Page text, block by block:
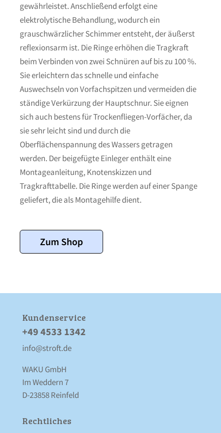
gewährleistet. Anschließend erfolgt eine
elektrolytische Behandlung, wodurch ein
grauschwärzlicher Schimmer entsteht, der äußerst
reflexionsarm ist. Die Ringe erhöhen die Tragkraft
beim Verbinden von zwei Schnüren auf bis zu 100 %.
Sie erleichtern das schnelle und einfache
Auswechseln von Vorfachspitzen und vermeiden die
ständige Verkürzung der Hauptschnur. Sie eignen
sich auch bestens für Trockenfliegen-Vorfächer, da
sie sehr leicht sind und durch die
Oberflächenspannung des Wassers getragen
werden. Der beigefügte Einleger enthält eine
Montageanleitung, Knotenskizzen und
Tragkrafttabelle. Die Ringe werden auf einer Spange
geliefert, die als Montagehilfe dient.
Zum Shop
Kunden­service
+49 4533 1342
info@stroft.de
WAKU GmbH
Im Weddern 7
D-23858 Reinfeld
Rechtliches